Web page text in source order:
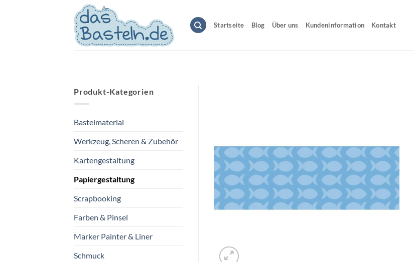
Startseite Blog Über uns Kundeninformation Kontakt
Produkt-Kategorien
Bastelmaterial
Werkzeug, Scheren & Zubehör
Kartengestaltung
Papiergestaltung
Scrapbooking
Farben & Pinsel
Marker Painter & Liner
Schmuck